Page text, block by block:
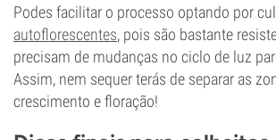
Podes facilitar o processo optando por
autoflorescentes, pois são bastante
precisam de mudanças no ciclo de luz
Assim, nem sequer terás de separar as
crescimento e floração!